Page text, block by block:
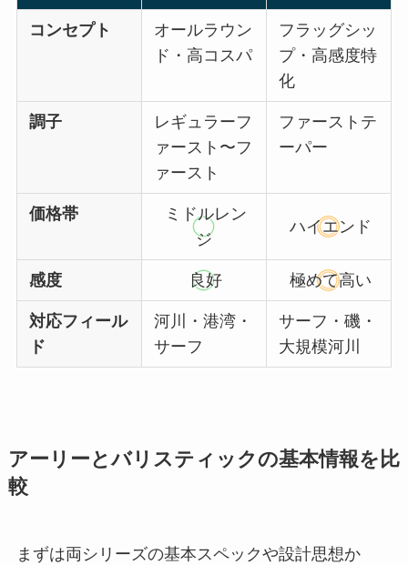
コンセプト
オールラウン
ド・高コスパ
フラッグシッ
プ・高感度特
化
調子
レギュラーフ
ァースト〜フ
ァースト
ファーストテ
ーパー
価格帯
ミドルレン
ジ
ハイエンド
感度 良好 極めて高い
対応フィール
ド
河川・港湾・
サーフ
サーフ・磯・
大規模河川
アーリーとバリスティックの基本情報を比
較
まずは両シリーズの基本スペックや設計思想か